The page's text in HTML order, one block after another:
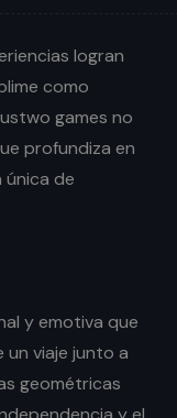
logran
como
games no
profundiza en
única de
y emotiva que
un viaje junto a
geométricas